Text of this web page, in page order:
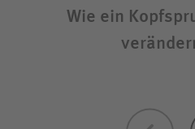
Wie ein
Zurück